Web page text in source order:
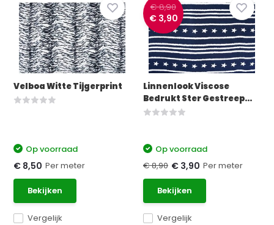
Velboa Witte Tijgerprint
Vergelijk
Op voorraad
€ 8,50 Per meter
Bekijken
€ 8,90
€ 3,90
Linnenlook Viscose
Bedrukt Ster Gestreep...
Vergelijk
Op voorraad
€ 8,90 € 3,90 Per meter
Bekijken